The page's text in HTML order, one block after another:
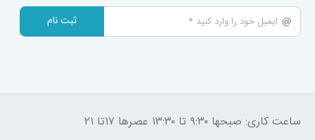
ثبت نام
ساعت کاری: صبحها ۹:۳۰ تا ۱۳:۳۰ عصرها ۱۷تا ۲۱